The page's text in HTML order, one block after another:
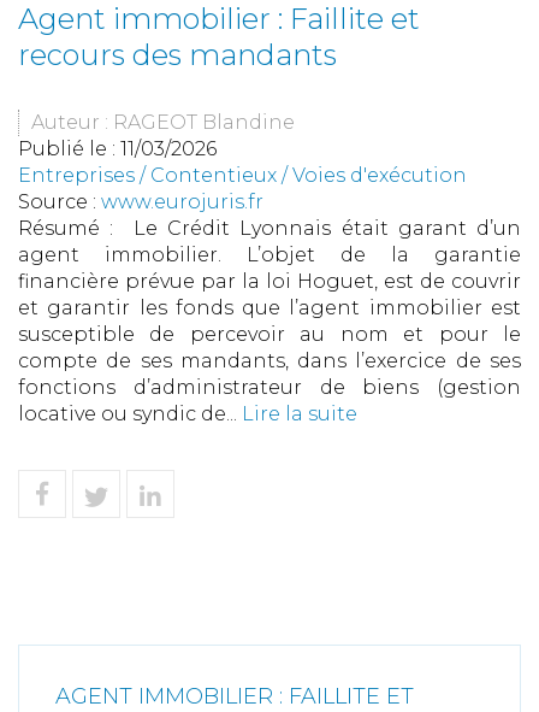
Agent immobilier : Faillite et
recours des mandants
Auteur : RAGEOT Blandine
Publié le : 11/03/2026
Entreprises / Contentieux / Voies d'exécution
Source : www.eurojuris.fr
Résumé : Le Crédit Lyonnais était garant d’un
agent immobilier. L’objet de la garantie
financière prévue par la loi Hoguet, est de couvrir
et garantir les fonds que l’agent immobilier est
susceptible de percevoir au nom et pour le
compte de ses mandants, dans l’exercice de ses
fonctions d’administrateur de biens (gestion
locative ou syndic de... Lire la suite
AGENT IMMOBILIER : FAILLITE ET